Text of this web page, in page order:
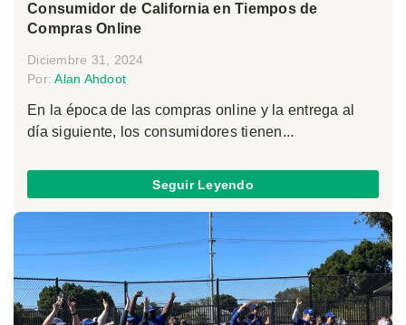
Consumidor de California en Tiempos de
Compras Online
Diciembre 31, 2024
Por:Alan Ahdoot
En la época de las compras online y la entrega al
día siguiente, los consumidores tienen...
Seguir Leyendo